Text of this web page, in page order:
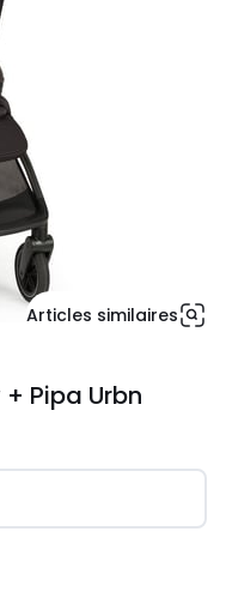
Articles similaires
Pipa Urbn